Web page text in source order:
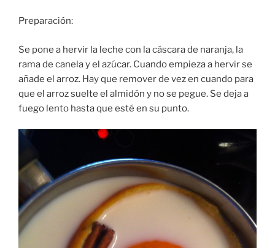
Preparación:
Se pone a hervir la leche con la cáscara de naranja, la
rama de canela y el azúcar. Cuando empieza a hervir se
añade el arroz. Hay que remover de vez en cuando para
que el arroz suelte el almidón y no se pegue. Se deja a
fuego lento hasta que esté en su punto.